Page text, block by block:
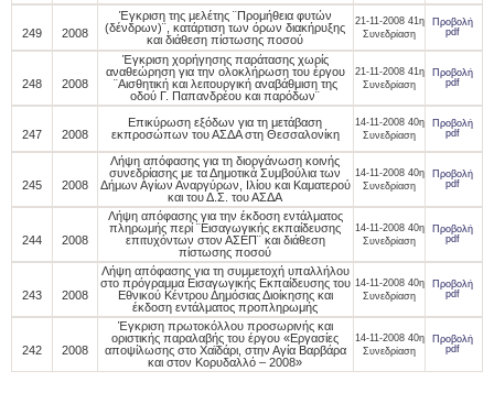
249 2008
Έγκριση της μελέτης ¨Προμήθεια φυτών
(δένδρων)¨, κατάρτιση των όρων διακήρυξης
και διάθεση πίστωσης ποσού
21-11-2008 41η
Συνεδρίαση
Προβολή
pdf
248 2008
Έγκριση χορήγησης παράτασης χωρίς
αναθεώρηση για την ολοκλήρωση του έργου
¨Αισθητική και λειτουργική αναβάθμιση της
οδού Γ. Παπανδρέου και παρόδων¨
21-11-2008 41η
Συνεδρίαση
Προβολή
pdf
247 2008
Επικύρωση εξόδων για τη μετάβαση
εκπροσώπων του ΑΣΔΑ στη Θεσσαλονίκη
14-11-2008 40η
Συνεδρίαση
Προβολή
pdf
245 2008
Λήψη απόφασης για τη διοργάνωση κοινής
συνεδρίασης με τα Δημοτικά Συμβούλια των
Δήμων Αγίων Αναργύρων, Ιλίου και Καματερού
και του Δ.Σ. του ΑΣΔΑ
14-11-2008 40η
Συνεδρίαση
Προβολή
pdf
244 2008
Λήψη απόφασης για την έκδοση εντάλματος
πληρωμής περί ¨Εισαγωγικής εκπαίδευσης
επιτυχόντων στον ΑΣΕΠ¨ και διάθεση
πίστωσης ποσού
14-11-2008 40η
Συνεδρίαση
Προβολή
pdf
243 2008
Λήψη απόφασης για τη συμμετοχή υπαλλήλου
στο πρόγραμμα Εισαγωγικής Εκπαίδευσης του
Εθνικού Κέντρου Δημόσιας Διοίκησης και
έκδοση εντάλματος προπληρωμής
14-11-2008 40η
Συνεδρίαση
Προβολή
pdf
242 2008
Έγκριση πρωτοκόλλου προσωρινής και
οριστικής παραλαβής του έργου «Εργασίες
αποψίλωσης στο Χαϊδάρι, στην Αγία Βαρβάρα
και στον Κορυδαλλό – 2008»
14-11-2008 40η
Συνεδρίαση
Προβολή
pdf